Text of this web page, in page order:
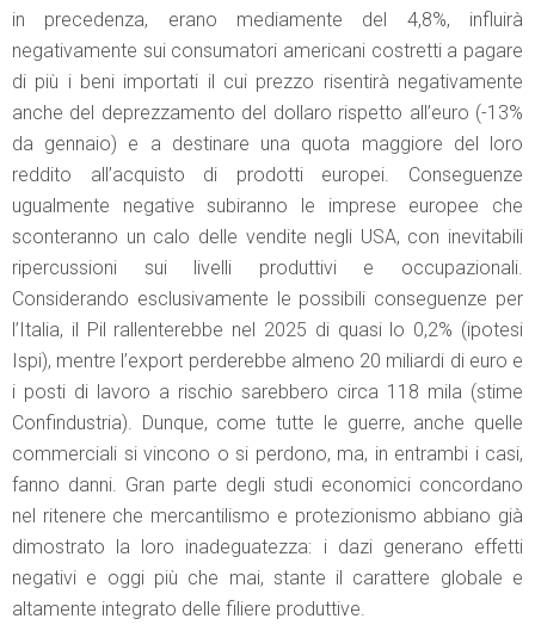
in precedenza, erano mediamente del 4,8%, influirà
negativamente sui consumatori americani costretti a pagare
di più i beni importati il cui prezzo risentirà negativamente
anche del deprezzamento del dollaro rispetto all’euro (-13%
da gennaio) e a destinare una quota maggiore del loro
reddito all’acquisto di prodotti europei. Conseguenze
ugualmente negative subiranno le imprese europee che
sconteranno un calo delle vendite negli USA, con inevitabili
ripercussioni sui livelli produttivi e occupazionali.
Considerando esclusivamente le possibili conseguenze per
l’Italia, il Pil rallenterebbe nel 2025 di quasi lo 0,2% (ipotesi
Ispi), mentre l’export perderebbe almeno 20 miliardi di euro e
i posti di lavoro a rischio sarebbero circa 118 mila (stime
Confindustria). Dunque, come tutte le guerre, anche quelle
commerciali si vincono o si perdono, ma, in entrambi i casi,
fanno danni. Gran parte degli studi economici concordano
nel ritenere che mercantilismo e protezionismo abbiano già
dimostrato la loro inadeguatezza: i dazi generano effetti
negativi e oggi più che mai, stante il carattere globale e
altamente integrato delle filiere produttive.